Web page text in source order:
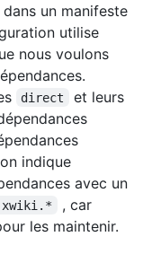
un manifeste
utilise
nous voulons
direct
et leurs
indique
avec un
, car
les maintenir.